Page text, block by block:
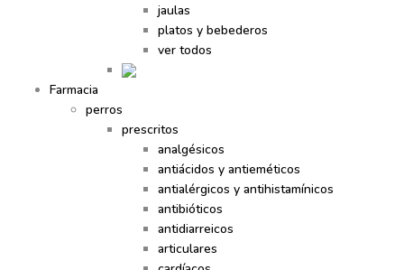
jaulas
platos y bebederos
ver todos
Farmacia
perros
prescritos
analgésicos
antiácidos y antieméticos
antialérgicos y antihistamínicos
antibióticos
antidiarreicos
articulares